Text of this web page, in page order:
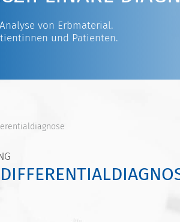
von Erbmaterial.
und Patienten.